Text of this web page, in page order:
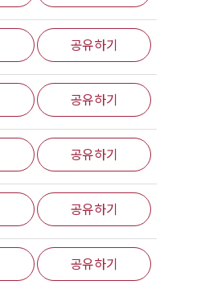
공유하기
공유하기
공유하기
공유하기
공유하기